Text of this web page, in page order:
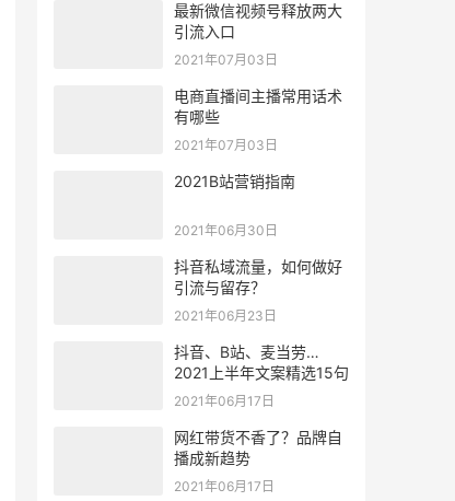
最新微信视频号释放两大
引流入口
2021年07月03日
电商直播间主播常用话术
有哪些
2021年07月03日
2021B站营销指南
2021年06月30日
抖音私域流量，如何做好
引流与留存？
2021年06月23日
抖音、B站、麦当劳…
2021上半年文案精选15句
2021年06月17日
网红带货不香了？品牌自
播成新趋势
2021年06月17日